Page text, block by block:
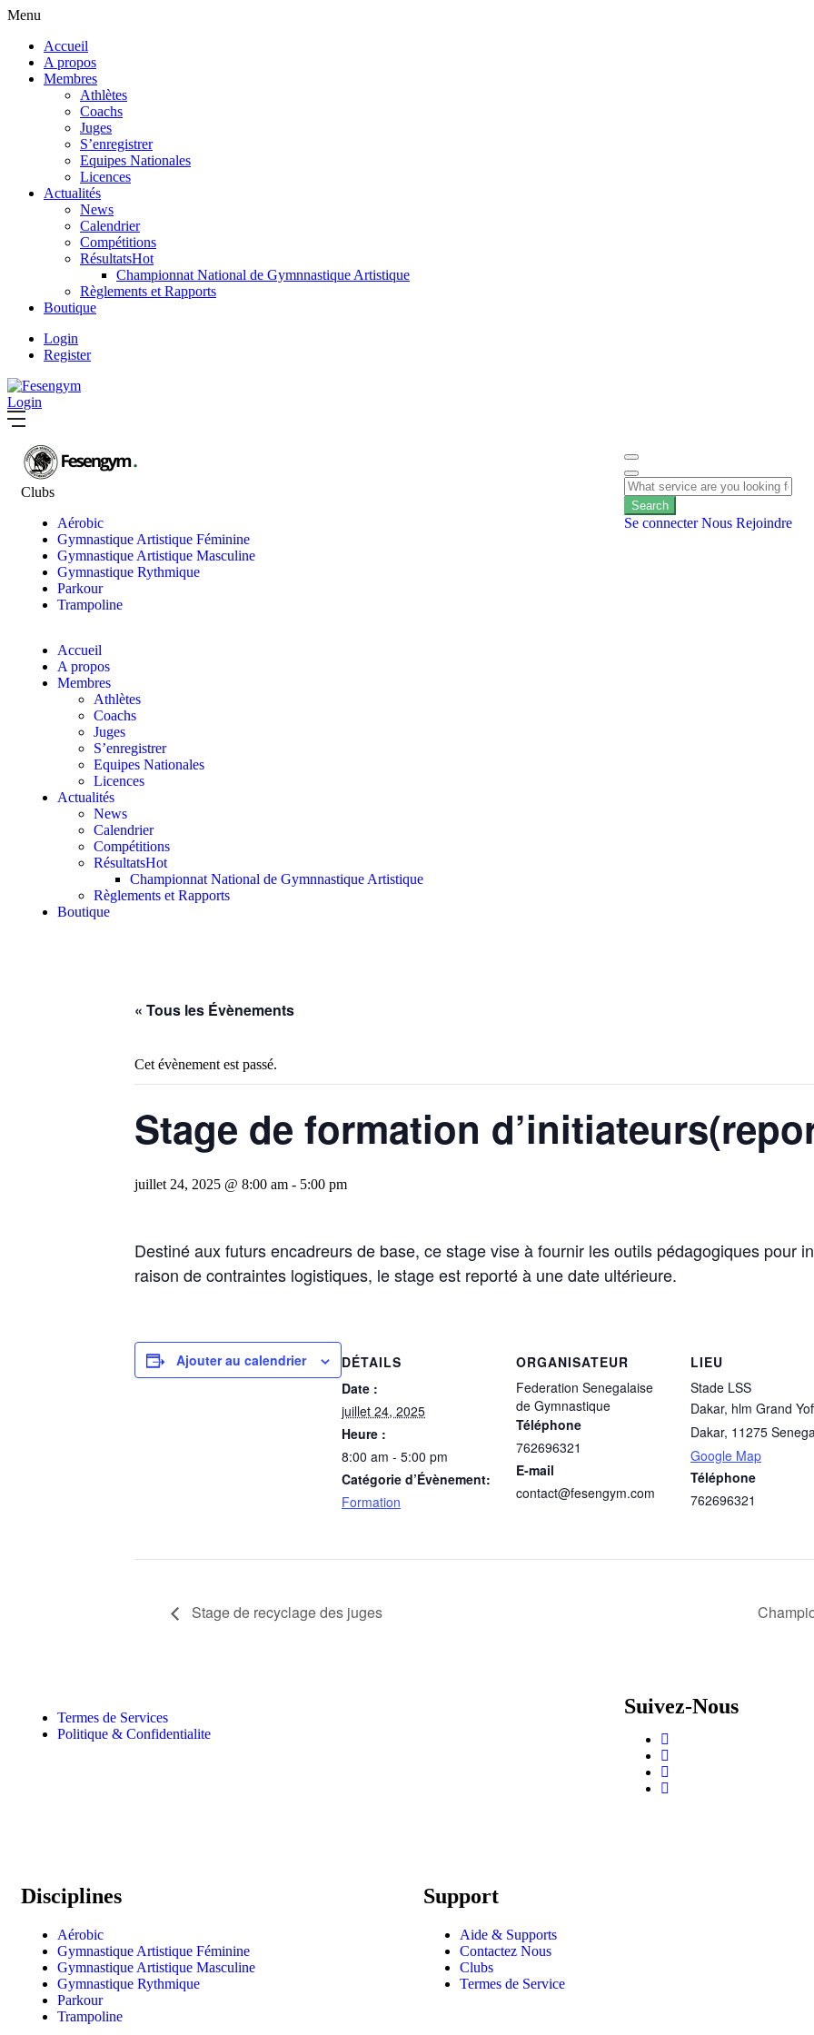
Menu
Accueil
A propos
Membres
Athlètes
Coachs
Juges
S’enregistrer
Equipes Nationales
Licences
Actualités
News
Calendrier
Compétitions
RésultatsHot
Championnat National de Gymnnastique Artistique
Règlements et Rapports
Boutique
Login
Register
Login
Clubs
Aérobic
Gymnastique Artistique Féminine
Gymnastique Artistique Masculine
Gymnastique Rythmique
Parkour
Trampoline
Accueil
A propos
Membres
Athlètes
Coachs
Juges
S’enregistrer
Equipes Nationales
Licences
Actualités
News
Calendrier
Compétitions
RésultatsHot
Championnat National de Gymnnastique Artistique
Règlements et Rapports
Boutique
Search
Se connecterNous Rejoindre
« Tous les Évènements
Cet évènement est passé.
Stage de formation
juillet 24, 2025 @ 8:00 am - 5:00 pm
Destiné aux futurs encadreurs de base, ce stage vise à fournir les outils pédagogiques pour
raison de contraintes logistiques, le stage est reporté à une date ultérieure.
Ajouter au calendrier
DÉTAILS
Date :
juillet 24, 2025
Heure :
8:00 am - 5:00 pm
Catégorie d’Évènement:
Formation
ORGANISATEUR
Federation Senegalaise
de Gymnastique
Téléphone
762696321
E-mail
contact@fesengym.com
LIEU
Stade LSS
Dakar, hlm Grand
Dakar, 11275
Google Map
Téléphone
762696321
Stage de recyclage des juges
Termes de Services
Politique & Confidentialite
Suivez-Nous
Disciplines
Aérobic
Gymnastique Artistique Féminine
Gymnastique Artistique Masculine
Gymnastique Rythmique
Parkour
Trampoline
Support
Aide & Supports
Contactez Nous
Clubs
Termes de Service